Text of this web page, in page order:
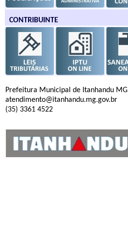
CONTRIBUINTE
Prefeitura Municipal de Itanhandu MG
atendimento@itanhandu.mg.gov.br
(35) 3361 4522